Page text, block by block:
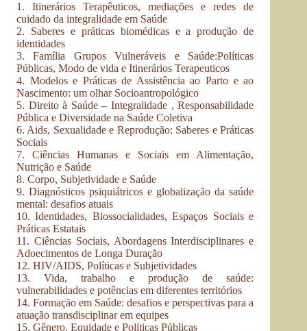
1. Itinerários Terapêuticos, mediações e redes de
cuidado da integralidade em Saúde
2. Saberes e práticas biomédicas e a produção de
identidades
3. Família Grupos Vulneráveis e Saúde:Políticas
Públicas, Modo de vida e Itinerários Terapeuticos
4. Modelos e Práticas de Assistência ao Parto e ao
Nascimento: um olhar Socioantropológico
5. Direito à Saúde – Integralidade , Responsabilidade
Pública e Diversidade na Saúde Coletiva
6. Aids, Sexualidade e Reprodução: Saberes e Práticas
Sociais
7. Ciências Humanas e Sociais em Alimentação,
Nutrição e Saúde
8. Corpo, Subjetividade e Saúde
9. Diagnósticos psiquiátricos e globalização da saúde
mental: desafios atuais
10. Identidades, Biossocialidades, Espaços Sociais e
Práticas Estatais
11. Ciências Sociais, Abordagens Interdisciplinares e
Adoecimentos de Longa Duração
12. HIV/AIDS, Políticas e Subjetividades
13. Vida, trabalho e produção de saúde:
vulnerabilidades e potências em diferentes territórios
14. Formação em Saúde: desafios e perspectivas para a
atuação transdisciplinar em equipes
15. Gênero, Equidade e Políticas Públicas